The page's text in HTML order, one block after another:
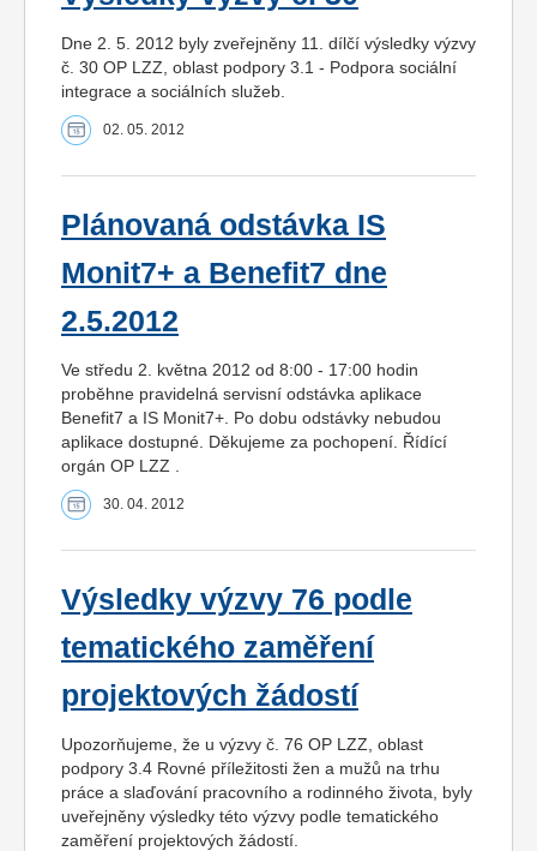
Dne 2. 5. 2012 byly zveřejněny 11. dílčí výsledky výzvy
č. 30 OP LZZ, oblast podpory 3.1 - Podpora sociální
integrace a sociálních služeb.
02. 05. 2012
Plánovaná odstávka IS
Monit7+ a Benefit7 dne
2.5.2012
Ve středu 2. května 2012 od 8:00 - 17:00 hodin
proběhne pravidelná servisní odstávka aplikace
Benefit7 a IS Monit7+. Po dobu odstávky nebudou
aplikace dostupné. Děkujeme za pochopení. Řídící
orgán OP LZZ .
30. 04. 2012
Výsledky výzvy 76 podle
tematického zaměření
projektových žádostí
Upozorňujeme, že u výzvy č. 76 OP LZZ, oblast
podpory 3.4 Rovné příležitosti žen a mužů na trhu
práce a slaďování pracovního a rodinného života, byly
uveřejněny výsledky této výzvy podle tematického
zaměření projektových žádostí.